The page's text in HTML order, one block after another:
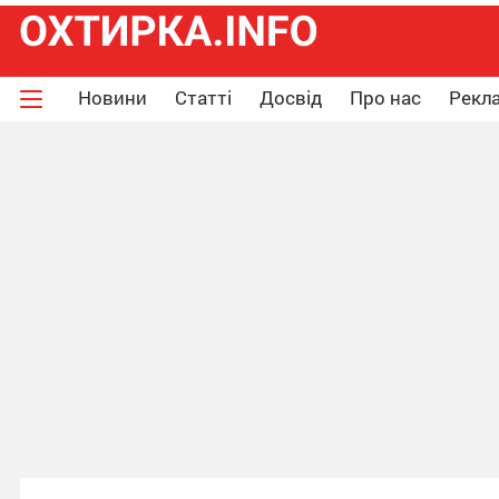
Новини Статті Досвід Про нас